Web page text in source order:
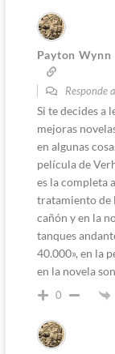
Payton Wynn
Responde a
Si te decides a
mejoras
en algunas
película de
es la completa
tratamiento de
cañón y en la
tanques
40.000», en la
en la novela
0